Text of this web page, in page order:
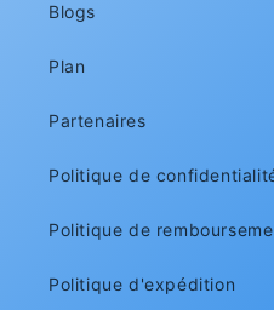
Blogs
Plan
Partenaires
Politique de
Politique de
Politique d'expédition